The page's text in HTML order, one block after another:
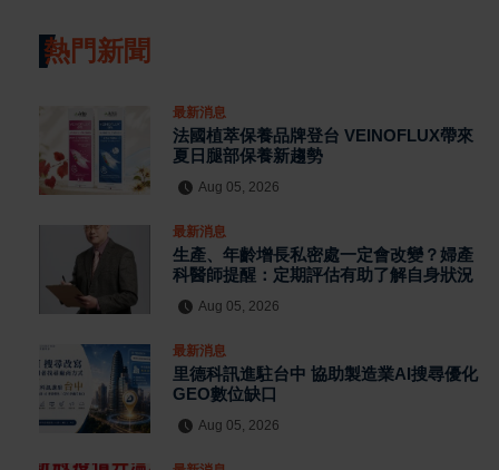
熱門新聞
最新消息
法國植萃保養品牌登台 VEINOFLUX帶來
夏日腿部保養新趨勢
Aug 05, 2026
最新消息
生產、年齡增長私密處一定會改變？婦產
科醫師提醒：定期評估有助了解自身狀況
Aug 05, 2026
最新消息
里德科訊進駐台中 協助製造業AI搜尋優化
GEO數位缺口
Aug 05, 2026